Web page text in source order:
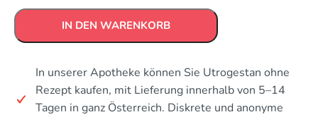
IN DEN WARENKORB
In unserer Apotheke können Sie Utrogestan ohne
Rezept kaufen, mit Lieferung innerhalb von 5–14
Tagen in ganz Österreich. Diskrete und anonyme